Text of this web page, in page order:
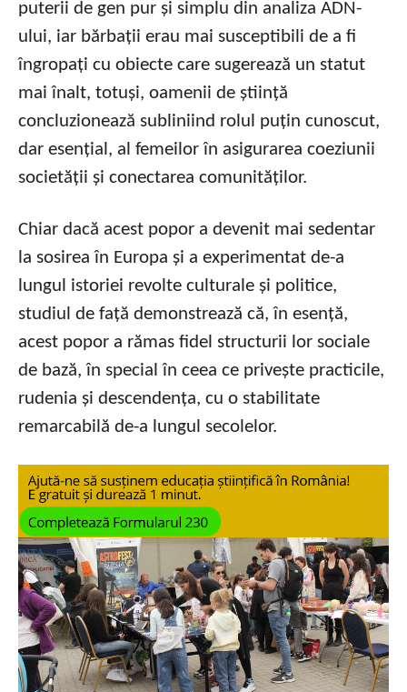
puterii de gen pur și simplu din analiza ADN-
ului, iar bărbații erau mai susceptibili de a fi
îngropați cu obiecte care sugerează un statut
mai înalt, totuși, oamenii de știință
concluzionează subliniind rolul puțin cunoscut,
dar esențial, al femeilor în asigurarea coeziunii
societății și conectarea comunităților.
Chiar dacă acest popor a devenit mai sedentar
la sosirea în Europa și a experimentat de-a
lungul istoriei revolte culturale și politice,
studiul de față demonstrează că, în esență,
acest popor a rămas fidel structurii lor sociale
de bază, în special în ceea ce privește practicile,
rudenia și descendența, cu o stabilitate
remarcabilă de-a lungul secolelor.